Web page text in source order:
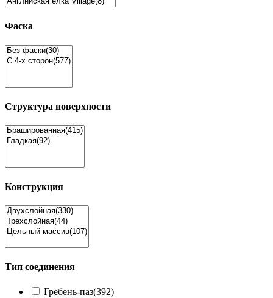
Фаска
Структура поверхности
Конструкция
Тип соединения
Гребень-паз(392)